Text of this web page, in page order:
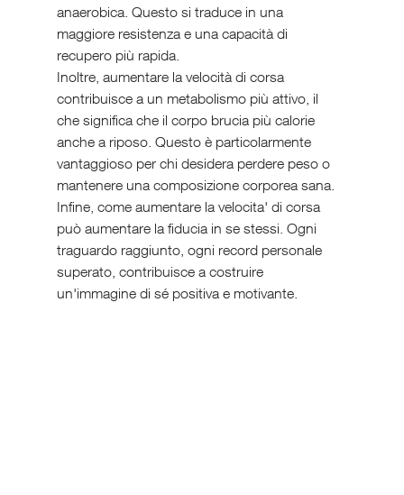
anaerobica. Questo si traduce in una
maggiore resistenza e una capacità di
recupero più rapida.
Inoltre, aumentare la velocità di corsa
contribuisce a un metabolismo più attivo, il
che significa che il corpo brucia più calorie
anche a riposo. Questo è particolarmente
vantaggioso per chi desidera perdere peso o
mantenere una composizione corporea sana.
Infine, come aumentare la velocita' di corsa
può aumentare la fiducia in se stessi. Ogni
traguardo raggiunto, ogni record personale
superato, contribuisce a costruire
un'immagine di sé positiva e motivante.